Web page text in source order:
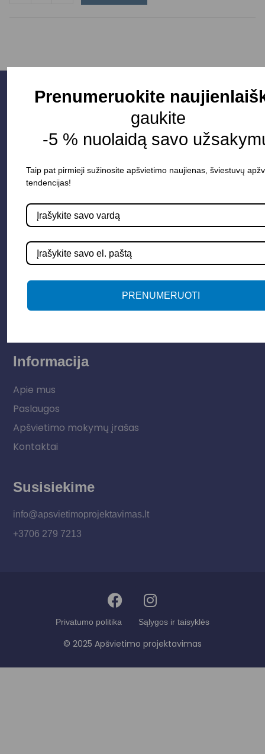
Parduotuvė
Apšvietimo sistemos
Elektros instaliacija
Lauko šviestuvai
Informacija
Apie mus
Paslaugos
Apšvietimo mokymų įrašas
Kontaktai
Susisiekime
info@apsvietimoprojektavimas.lt
+3706 279 7213
Privatumo politika Sąlygos ir taisyklės
© 2025 Apšvietimo projektavimas
Prenumeruokite
gaukite
-5 % nuolaidą savo
Taip pat pirmieji sužinosite apšvietimo naujienas, šviestuvų
tendencijas!
PRENUMERUOTI